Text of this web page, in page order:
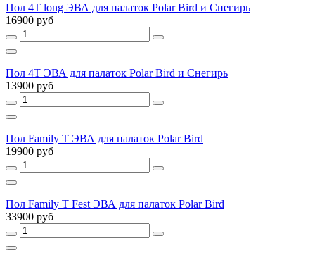
Пол 4T long ЭВА для палаток Polar Bird и Снегирь
16900 руб
Пол 4T ЭВА для палаток Polar Bird и Снегирь
13900 руб
Пол Family T ЭВА для палаток Polar Bird
19900 руб
Пол Family T Fest ЭВА для палаток Polar Bird
33900 руб